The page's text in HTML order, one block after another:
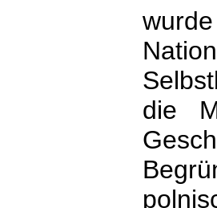
die